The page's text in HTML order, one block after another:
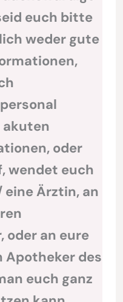
euch bitte
weder gute
akuten
oder
wendet euch
Ärztin, an
oder an eure
Apotheker des
euch ganz